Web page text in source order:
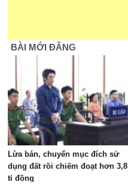
BÀI MỚI ĐĂNG
Lừa bán, chuyển mục đích sử
dụng đất rồi chiếm đoạt hơn 3,8
tỉ đồng